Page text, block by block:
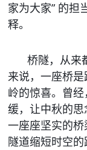
家为大家” 的担
释。
桥隧，从来
来说，一座桥
岭的惊喜。曾
缓，让中秋的
一座座坚实的
隧道缩短时空